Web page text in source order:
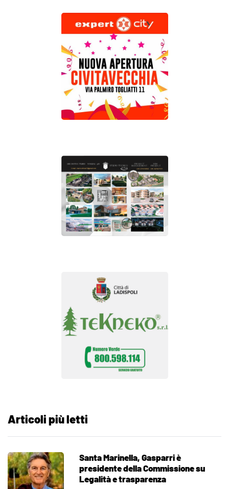
Articoli più letti
Santa Marinella, Gasparri è
presidente della Commissione su
Legalità e trasparenza